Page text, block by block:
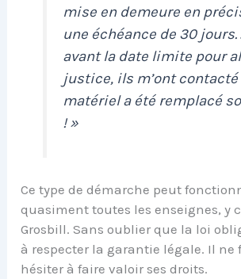
mise en demeure en
une échéance de 30
avant la date limite pour
justice, ils m’ont
matériel a été remplacé
! »
Ce type de démarche peut
quasiment toutes les enseignes, y
Grosbill. Sans oublier que la loi
à respecter la garantie légale. Il ne
hésiter à faire valoir ses droits.